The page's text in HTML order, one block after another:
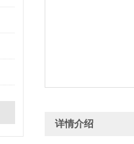
详情介绍